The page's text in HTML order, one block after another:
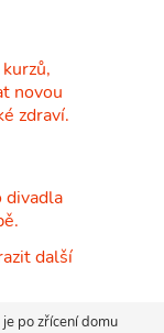
novou
zdraví.
divadla
další
po zřícení domu